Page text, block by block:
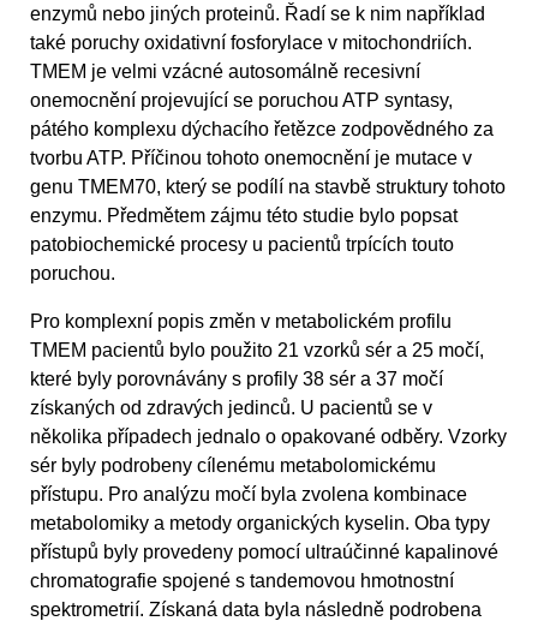
enzymů nebo jiných proteinů. Řadí se k nim například
také poruchy oxidativní fosforylace v mitochondriích.
TMEM je velmi vzácné autosomálně recesivní
onemocnění projevující se poruchou ATP syntasy,
pátého komplexu dýchacího řetězce zodpovědného za
tvorbu ATP. Příčinou tohoto onemocnění je mutace v
genu TMEM70, který se podílí na stavbě struktury tohoto
enzymu. Předmětem zájmu této studie bylo popsat
patobiochemické procesy u pacientů trpících touto
poruchou.
Pro komplexní popis změn v metabolickém profilu
TMEM pacientů bylo použito 21 vzorků sér a 25 močí,
které byly porovnávány s profily 38 sér a 37 močí
získaných od zdravých jedinců. U pacientů se v
několika případech jednalo o opakované odběry. Vzorky
sér byly podrobeny cílenému metabolomickému
přístupu. Pro analýzu močí byla zvolena kombinace
metabolomiky a metody organických kyselin. Oba typy
přístupů byly provedeny pomocí ultraúčinné kapalinové
chromatografie spojené s tandemovou hmotnostní
spektrometrií. Získaná data byla následně podrobena